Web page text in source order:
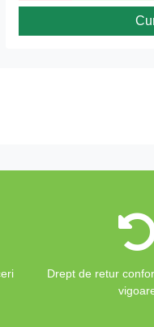
Drept de retur